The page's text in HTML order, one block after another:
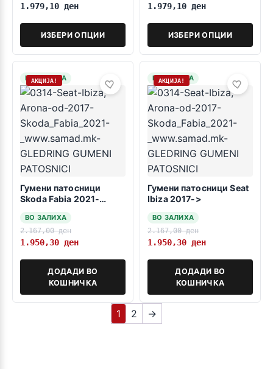
1.979,10 ден
ИЗБЕРИ ОПЦИИ
1.979,10 ден
ИЗБЕРИ ОПЦИИ
НА ЗАЛИХА
АКЦИЈА!
Гумени патосници
Skoda Fabia 2021-
ВО ЗАЛИХА
2.167,00ден
1.950,30 ден
ДОДАДИ ВО
КОШНИЧКА
НА ЗАЛИХА
АКЦИЈА!
Гумени патосници Seat
Ibiza 2017->
ВО ЗАЛИХА
2.167,00ден
1.950,30 ден
ДОДАДИ ВО
КОШНИЧКА
1 2 →